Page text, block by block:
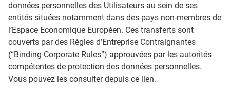
données personnelles des Utilisateurs au sein de ses
entités situées notamment dans des pays non-membres de
l’Espace Economique Européen. Ces transferts sont
couverts par des Règles d’Entreprise Contraignantes
(“Binding Corporate Rules”) approuvées par les autorités
compétentes de protection des données personnelles.
Vous pouvez les consulter depuis ce lien.